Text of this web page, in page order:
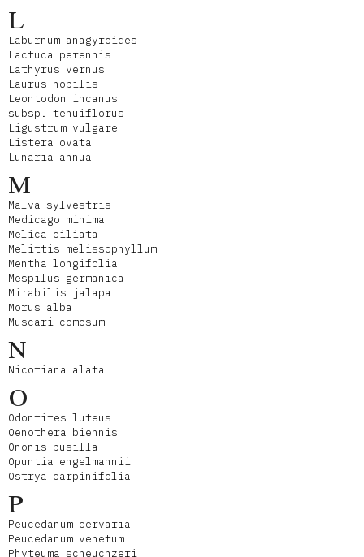
L
Laburnum anagyroides
Lactuca perennis
Lathyrus vernus
Laurus nobilis
Leontodon incanus
subsp. tenuiflorus
Ligustrum vulgare
Listera ovata
Lunaria annua
M
Malva sylvestris
Medicago minima
Melica ciliata
Melittis melissophyllum
Mentha longifolia
Mespilus germanica
Mirabilis jalapa
Morus alba
Muscari comosum
N
Nicotiana alata
O
Odontites luteus
Oenothera biennis
Ononis pusilla
Opuntia engelmannii
Ostrya carpinifolia
P
Peucedanum cervaria
Peucedanum venetum
Phyteuma scheuchzeri